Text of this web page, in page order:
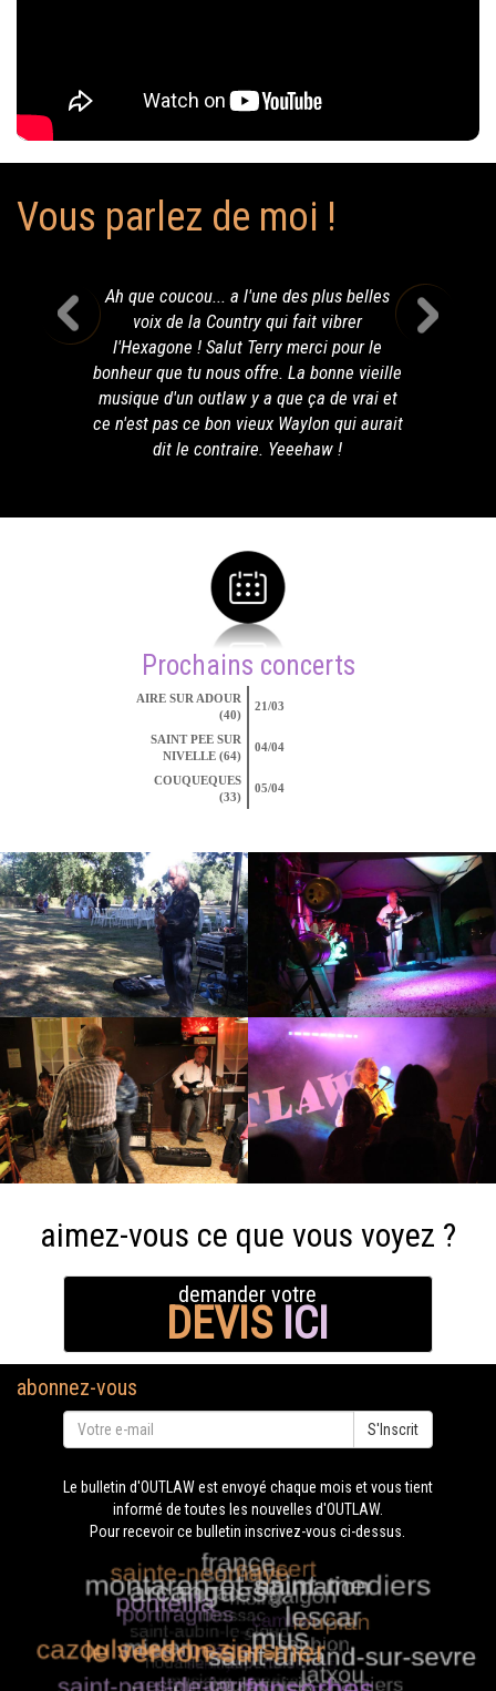
Vous parlez de moi !
Ah que coucou... a l'une des plus belles
voix de la Country qui fait vibrer
l'Hexagone ! Salut Terry merci pour le
bonheur que tu nous offre. La bonne vieille
musique d'un outlaw y a que ça de vrai et
ce n'est pas ce bon vieux Waylon qui aurait
dit le contraire. Yeeehaw !
Prochains concerts
AIRE SUR ADOUR
(40)
21/03
SAINT PEE SUR
NIVELLE (64)
04/04
COUQUEQUES
(33)
05/04
aimez-vous ce que vous voyez ?
demander votre
DEVIS ICI
abonnez-vous
S'Inscrit
Le bulletin d'OUTLAW est envoyé chaque mois et vous tient
informé de toutes les nouvelles d'OUTLAW.
Pour recevoir ce bulletin inscrivez-vous ci-dessus.